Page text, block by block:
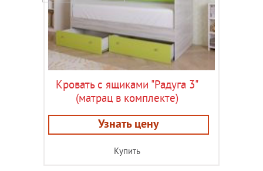
Кровать с ящиками "Радуга 3"
(матрац в комплекте)
Узнать цену
Купить